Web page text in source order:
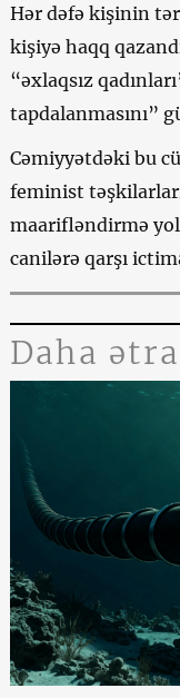
Hər dəfə kişinin
kişiyə haqq
“əxlaqsız
tapdalanmasını”
Cəmiyyətdəki bu
feminist
maarifləndirmə
canilərə qarşı
Daha